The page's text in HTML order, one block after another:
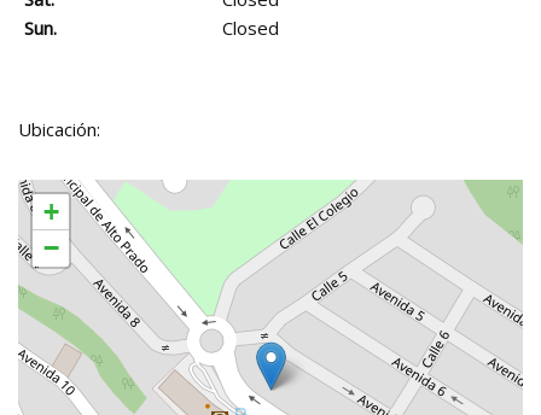
Sun.
Closed
Ubicación:
+
−